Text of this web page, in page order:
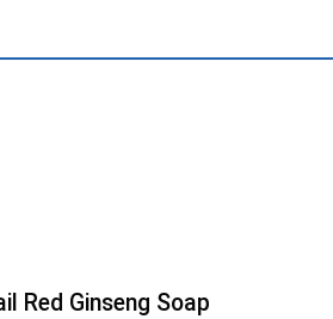
Red Ginseng Soap